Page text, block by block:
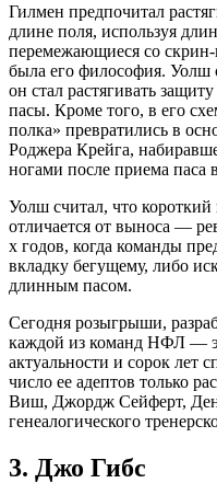
Гилмен предпочитал
длине поля, используя
перемежающиеся со
была его философия.
он стал растягивать
пасы. Кроме того, в его
полка» превратились в
Роджера Крейга,
ногами после приема паса
Уолш считал, что
отличается от выноса —
х годов, когда команды
вкладку бегущему, либо
длинным пасом.
Сегодня розыгрыши,
каждой из команд НФЛ —
актуальности и сорок лет
число ее адептов только
Виш, Джордж Сейферт,
генеалогического
3. Джо Гибс